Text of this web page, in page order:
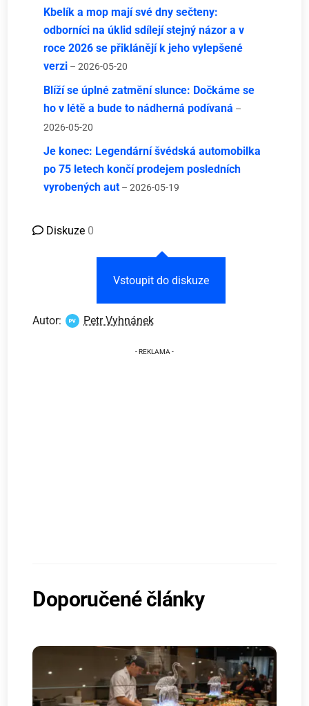
Kbelík a mop mají své dny sečteny:
odborníci na úklid sdílejí stejný názor a v
roce 2026 se přiklánějí k jeho vylepšené
verzi – 2026-05-20
Blíží se úplné zatmění slunce: Dočkáme se
ho v létě a bude to nádherná podívaná –
2026-05-20
Je konec: Legendární švédská automobilka
po 75 letech končí prodejem posledních
vyrobených aut – 2026-05-19
Diskuze 0
Vstoupit do diskuze
Autor: Petr Vyhnánek
Doporučené články